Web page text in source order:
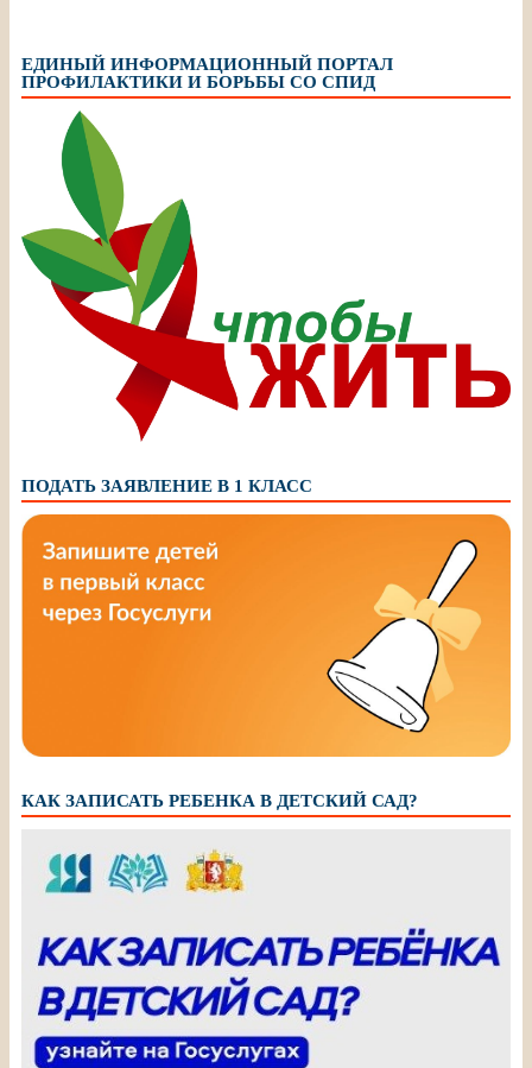
ЕДИНЫЙ ИНФОРМАЦИОННЫЙ ПОРТАЛ
ПРОФИЛАКТИКИ И БОРЬБЫ СО СПИД
ПОДАТЬ ЗАЯВЛЕНИЕ В 1 КЛАСС
КАК ЗАПИСАТЬ РЕБЕНКА В ДЕТСКИЙ САД?